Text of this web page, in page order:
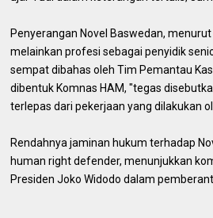
Penyerangan Novel Baswedan,
melainkan profesi sebagai penyidik
sempat dibahas oleh Tim Pemantau
dibentuk Komnas HAM, "tegas
terlepas dari pekerjaan yang dilakukan
Rendahnya jaminan hukum terhadap
human right defender, menunjukkan
Presiden Joko Widodo dalam